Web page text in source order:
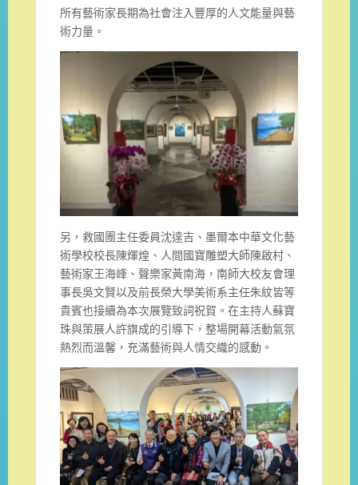
所有藝術家長期為社會注入豐厚的人文能量與藝
術力量。
另，救國團主任委員沈達吉、墨爾本中華文化藝
術學校校長陳煇煌、人間國寶雕塑大師陳啟村、
藝術家王海峰、聲樂家黃南海，南師大校友會理
事長吳文賢以及前長榮大學美術系主任朱紋皆等
貴賓也接續為本次展覽致詞祝賀。在主持人蘇寶
珠與策展人許旗成的引導下，整場開幕活動氣氛
熱烈而溫馨，充滿藝術與人情交織的感動。